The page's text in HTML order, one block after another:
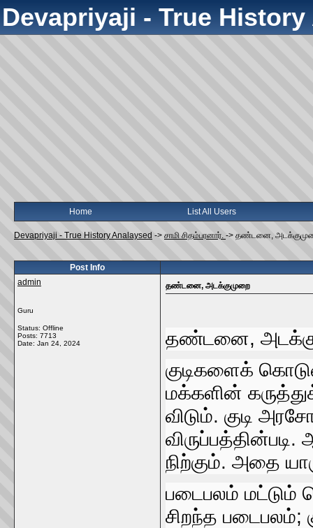
Devapriyaji - True
Home List All Users
Devapriyaji - True History Analaysed -> சாமி சிதம்பரனார். -> தண்டனை,
Post Info
admin
Guru
Status: Offline
Posts: 7713
Date: Jan 24, 2024
தண்டனை, அடக்குமுறை
தண்டனை,
குடிகளைக்‌
மக்களின்‌
விடும்‌. குடி
நிற்கும்‌. அதை
படைபலம்‌ மட்டும்‌
சிறந்த படைபலம்‌;